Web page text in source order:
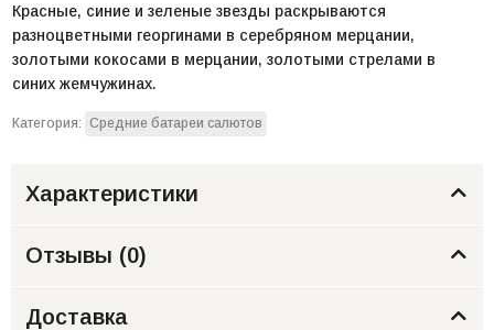
Красные, синие и зеленые звезды раскрываются
разноцветными георгинами в серебряном мерцании,
золотыми кокосами в мерцании, золотыми стрелами в
синих жемчужинах.
Категория: Средние батареи салютов
Характеристики
Отзывы (0)
Доставка